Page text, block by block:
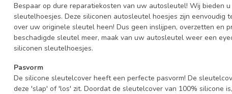
Bespaar op dure reparatiekosten van uw autosleutel! Wij bieden
sleutelhoesjes. Deze siliconen autosleutel hoesjes zijn eenvoudig
over uw originele sleutel heen! Dus geen inslijpen, overzetten en
beschadigde sleutel meer, maak van uw autosleutel weer een
siliconen sleutelhoesjes.
Pasvorm
De silicone sleutelcover heeft een perfecte pasvorm! De
deze 'slap' of 'los' zit. Doordat de sleutelcover van 100% silicone